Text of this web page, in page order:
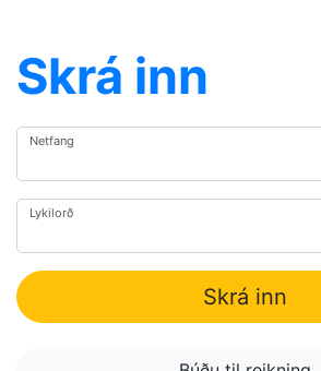
Skrá inn
Netfang
Lykilorð
Skrá inn